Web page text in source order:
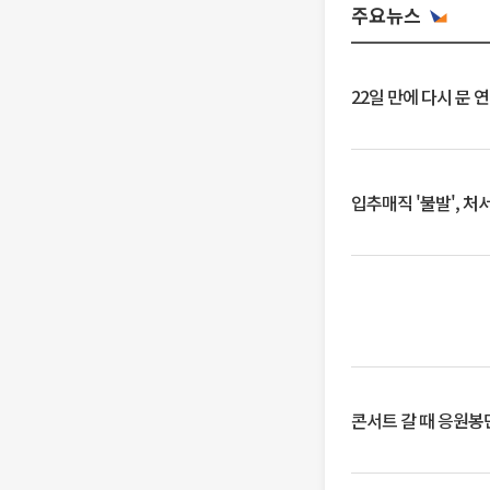
주요뉴스
22일 만에 다시 문
입추매직 '불발', 처
콘서트 갈 때 응원